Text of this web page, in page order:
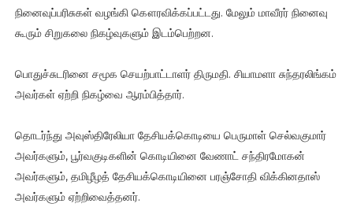
நினைவுப்பரிசுகள் வழங்கி கௌரவிக்கப்பட்டது. மேலும் மாவீரர் நினைவு
கூரும் சிறுகலை நிகழ்வுகளும் இடம்பெற்றன.
பொதுச்சுடரினை சமூக செயற்பாட்டாளர் திருமதி. சியாமளா சுந்தரலிங்கம்
அவர்கள் ஏற்றி நிகழ்வை ஆரம்பித்தார்.
தொடர்ந்து அவுஸ்திரேலியா தேசியக்கொடியை பெருமாள் செல்வகுமார்
அவர்களும், பூர்வகுடிகளின் கொடியினை வேணாட் சந்திரமோகன்
அவர்களும், தமிழீழத் தேசியக்கொடியினை பரஞ்சோதி விக்கினதாஸ்
அவர்களும் ஏற்றிவைத்தனர்.